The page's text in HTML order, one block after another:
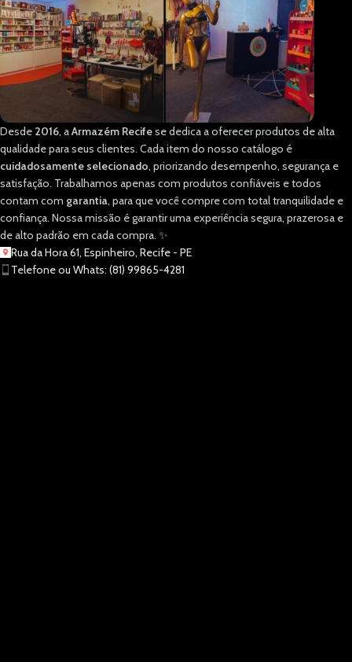
Desde 2016, aArmazém Recifese dedica a oferecer produtos de alta
qualidade para seus clientes. Cada item do nosso catálogo é
cuidadosamente selecionado, priorizando desempenho, segurança e
satisfação. Trabalhamos apenas com produtos confiáveis e todos
contam com garantia, para que você compre com total tranquilidade e
confiança. Nossa missão é garantir uma experiência segura, prazerosa e
de alto padrão em cada compra. ✨
Rua da Hora 61, Espinheiro, Recife - PE
Telefone ou Whats: (81) 99865-4281